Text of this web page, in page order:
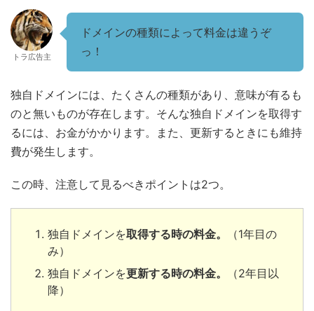
トラ広告主
ドメインの種類によって料金は違うぞ
っ！
独自ドメインには、たくさんの種類があり、意味が有るも
のと無いものが存在します。そんな独自ドメインを取得す
るには、お金がかかります。また、更新するときにも維持
費が発生します。
この時、注意して見るべきポイントは2つ。
独自ドメインを取得する時の料金。
（1年目の
み）
独自ドメインを更新する時の料金。
（2年目以
降）